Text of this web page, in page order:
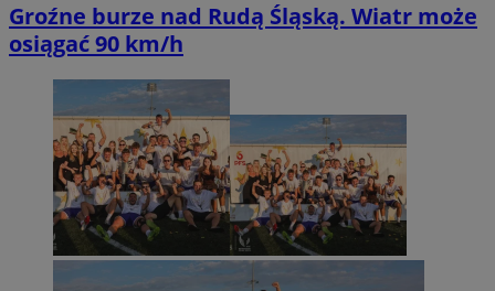
Groźne burze nad Rudą Śląską. Wiatr może
osiągać 90 km/h